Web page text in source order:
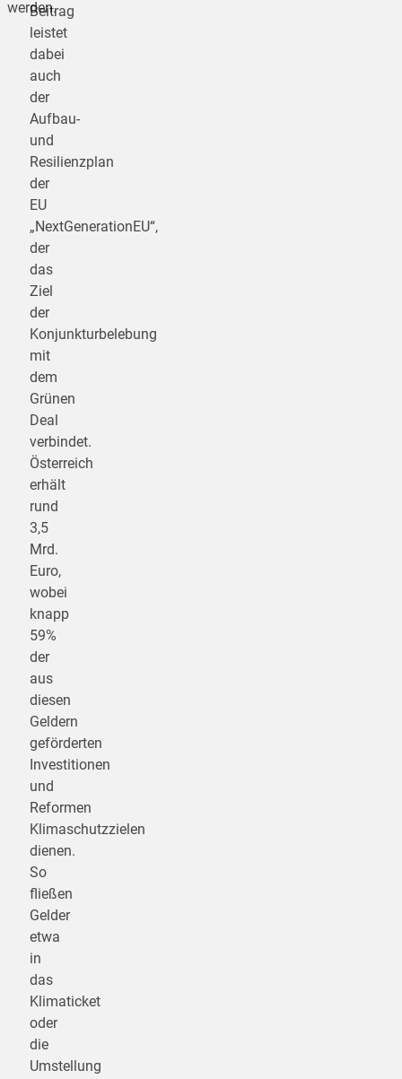
werden.
Beitrag
leistet
dabei
auch
der
Aufbau-
und
Resilienzplan
der
EU
„NextGenerationEU“,
der
das
Ziel
der
Konjunkturbelebung
mit
dem
Grünen
Deal
verbindet.
Österreich
erhält
rund
3,5
Mrd.
Euro,
wobei
knapp
59%
der
aus
diesen
Geldern
geförderten
Investitionen
und
Reformen
Klimaschutzzielen
dienen.
So
fließen
Gelder
etwa
in
das
Klimaticket
oder
die
Umstellung